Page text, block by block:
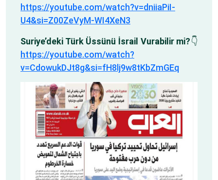
https://youtube.com/watch?v=dniiaPiI-
U4&si=Z00ZeVyM-WI4XeN3
Suriye’deki Türk Üssünü İsrail Vurabilir mi?👇
https://youtube.com/watch?
v=CdowukDJt8g&si=fH8lj9w8tKbZmGEq